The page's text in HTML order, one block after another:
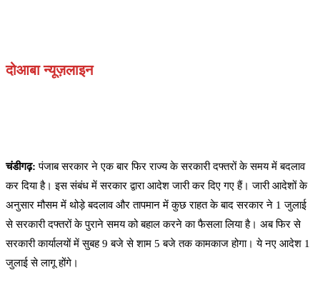
दोआबा न्यूज़लाइन
चंडीगढ़:पंजाब सरकार ने एक बार फिर राज्य के सरकारी दफ्तरों के समय में बदलाव
कर दिया है। इस संबंध में सरकार द्वारा आदेश जारी कर दिए गए हैं। जारी आदेशों के
अनुसार मौसम में थोड़े बदलाव और तापमान में कुछ राहत के बाद सरकार ने 1 जुलाई
से सरकारी दफ्तरों के पुराने समय को बहाल करने का फैसला लिया है। अब फिर से
सरकारी कार्यालयों में सुबह 9 बजे से शाम 5 बजे तक कामकाज होगा। ये नए आदेश 1
जुलाई से लागू होंगे।